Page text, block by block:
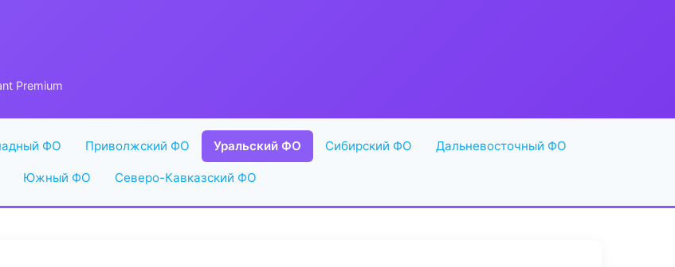
Premium
ФО Приволжский ФО Уральский ФО Сибирский ФО Дальневосточный ФО
Южный ФО Северо-Кавказский ФО